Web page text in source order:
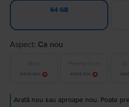
64 GB
Aspect: Ca nou
Alertă stoc Alertă stoc
Arată nou sau aproape nou. Poate